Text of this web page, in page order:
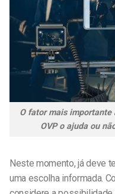
O fator mais importante
OVP o ajuda ou
Neste momento, já deve
uma escolha informada.